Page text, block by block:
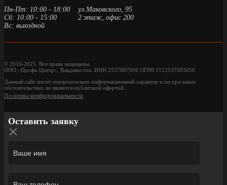
Пн-Пт: 10:00 - 18:00
Сб: 10:00 - 15:00
Вс: выходной
ул.Маковского, 95
2 этаж, офис 200
© 2010-2025. Все права защищены.
ООО «Профи Центр», Владивосток. ИНН 2537087916 ОГРН 1112537003050
Данный сайт носит исключительно информационный характер и ни при каких
обстоятельствах не является публичной офертой.
Политика конфиденциальности
Оставить заявку